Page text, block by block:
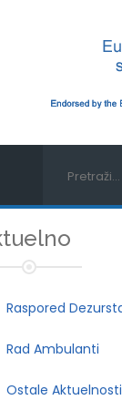
Raspored
Rad Ambulanti
Ostale Aktuelnosti